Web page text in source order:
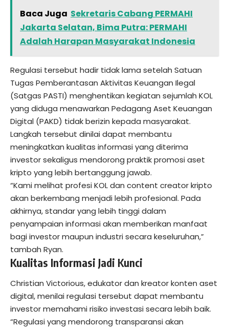
Baca Juga Sekretaris Cabang PERMAHI
Jakarta Selatan, Bima Putra: PERMAHI
Adalah Harapan Masyarakat Indonesia
Regulasi tersebut hadir tidak lama setelah Satuan
Tugas Pemberantasan Aktivitas Keuangan Ilegal
(Satgas PASTI) menghentikan kegiatan sejumlah KOL
yang diduga menawarkan Pedagang Aset Keuangan
Digital (PAKD) tidak berizin kepada masyarakat.
Langkah tersebut dinilai dapat membantu
meningkatkan kualitas informasi yang diterima
investor sekaligus mendorong praktik promosi aset
kripto yang lebih bertanggung jawab.
“Kami melihat profesi KOL dan content creator kripto
akan berkembang menjadi lebih profesional. Pada
akhirnya, standar yang lebih tinggi dalam
penyampaian informasi akan memberikan manfaat
bagi investor maupun industri secara keseluruhan,”
tambah Ryan.
Kualitas Informasi Jadi Kunci
Christian Victorious, edukator dan kreator konten aset
digital, menilai regulasi tersebut dapat membantu
investor memahami risiko investasi secara lebih baik.
“Regulasi yang mendorong transparansi akan